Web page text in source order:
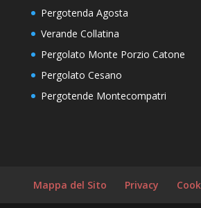
Pergotenda Agosta
Verande Collatina
Pergolato Monte Porzio Catone
Pergolato Cesano
Pergotende Montecompatri
Mappa del Sito Privacy